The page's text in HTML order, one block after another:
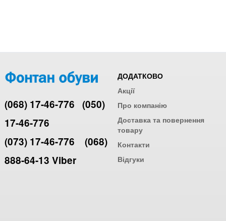
(068) 17-46-776 (050)
17-46-776
(073) 17-46-776
(068)
888-64-13 Viber
ДОДАТКОВО
Акції
Про компанію
Доставка та повернення
товару
Контакти
Відгуки